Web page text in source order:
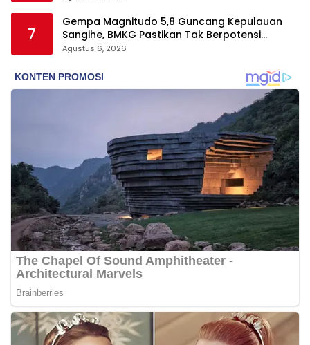
7
Gempa Magnitudo 5,8 Guncang Kepulauan
Sangihe, BMKG Pastikan Tak Berpotensi
Tsunami
Agustus 6, 2026